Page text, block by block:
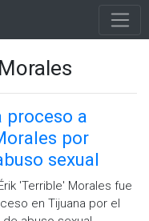
proceso a
por
sexual
'Terrible' Morales fue
en Tijuana por el